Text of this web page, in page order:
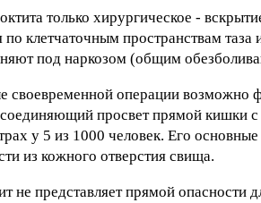
только хирургическое -
по клетчаточным пространствам
под наркозом (общим
своевременной операции
просвет прямой кишки
у 5 из 1000 человек. Его
из кожного отверстия свища.
не представляет прямой опасности